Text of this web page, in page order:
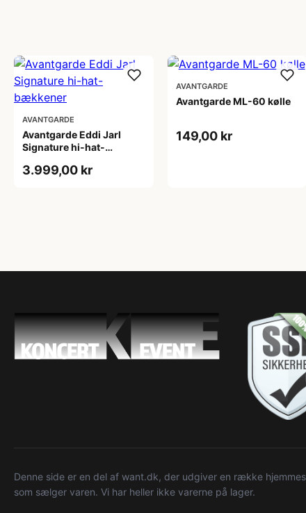
AVANTGARDE
Avantgarde Eddi Jarl
Signature hi-hat-
3.999,00 kr
AVANTGARDE
Avantgarde ML-60 kølle
149,00 kr
Denne side er en del af want.dk, der udgiver en række
som sælger varen. Vi har heller ikke varerne på lager.